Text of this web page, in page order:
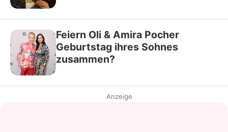
Feiern Oli & Amira Pocher
Geburtstag ihres Sohnes
zusammen?
Anzeige